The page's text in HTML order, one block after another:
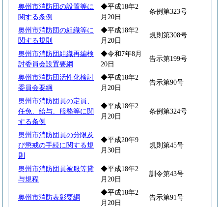
奥州市消防団の設置等に
関する条例
◆平成18年2
月20日
条例第323号
奥州市消防団の組織等に
関する規則
◆平成18年2
月20日
規則第308号
奥州市消防団組織再編検
討委員会設置要綱
◆令和7年8月
20日
告示第199号
奥州市消防団活性化検討
委員会要綱
◆平成18年2
月20日
告示第90号
奥州市消防団員の定員、
任免、給与、服務等に関
する条例
◆平成18年2
月20日
条例第324号
奥州市消防団員の分限及
び懲戒の手続に関する規
則
◆平成20年9
月30日
規則第45号
奥州市消防団員被服等貸
与規程
◆平成18年2
月20日
訓令第43号
奥州市消防表彰要綱
◆平成18年2
月20日
告示第91号